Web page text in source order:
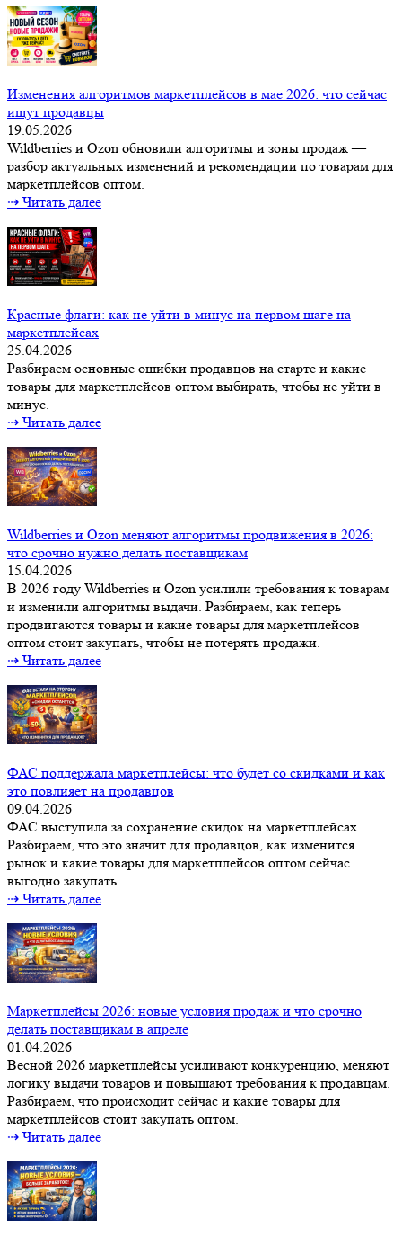
Изменения алгоритмов маркетплейсов в мае 2026: что сейчас
ищут продавцы
19.05.2026
Wildberries и Ozon обновили алгоритмы и зоны продаж —
разбор актуальных изменений и рекомендации по товарам для
маркетплейсов оптом.
⇢ Читать далее
Красные флаги: как не уйти в минус на первом шаге на
маркетплейсах
25.04.2026
Разбираем основные ошибки продавцов на старте и какие
товары для маркетплейсов оптом выбирать, чтобы не уйти в
минус.
⇢ Читать далее
Wildberries и Ozon меняют алгоритмы продвижения в 2026:
что срочно нужно делать поставщикам
15.04.2026
В 2026 году Wildberries и Ozon усилили требования к товарам
и изменили алгоритмы выдачи. Разбираем, как теперь
продвигаются товары и какие товары для маркетплейсов
оптом стоит закупать, чтобы не потерять продажи.
⇢ Читать далее
ФАС поддержала маркетплейсы: что будет со скидками и как
это повлияет на продавцов
09.04.2026
ФАС выступила за сохранение скидок на маркетплейсах.
Разбираем, что это значит для продавцов, как изменится
рынок и какие товары для маркетплейсов оптом сейчас
выгодно закупать.
⇢ Читать далее
Маркетплейсы 2026: новые условия продаж и что срочно
делать поставщикам в апреле
01.04.2026
Весной 2026 маркетплейсы усиливают конкуренцию, меняют
логику выдачи товаров и повышают требования к продавцам.
Разбираем, что происходит сейчас и какие товары для
маркетплейсов стоит закупать оптом.
⇢ Читать далее